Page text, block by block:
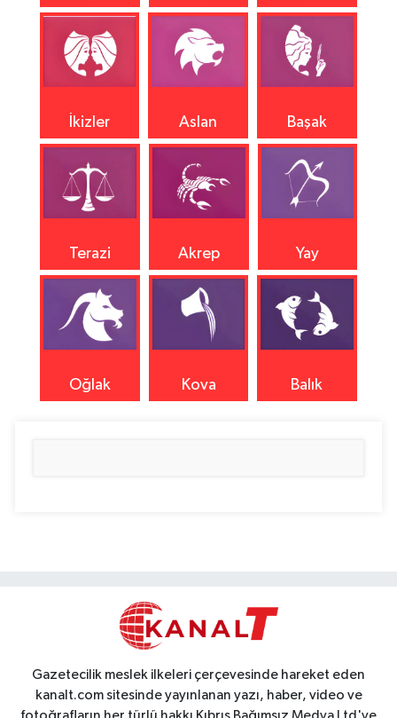
İkizler Aslan Başak
Terazi Akrep Yay
Oğlak Kova Balık
Gazetecilik meslek ilkeleri çerçevesinde hareket eden
kanalt.com sitesinde yayınlanan yazı, haber, video ve